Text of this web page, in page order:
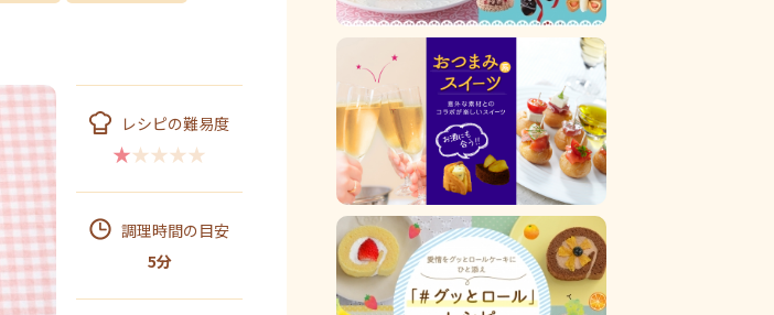
レシピの難易度
★★★★★
調理時間の目安
5分